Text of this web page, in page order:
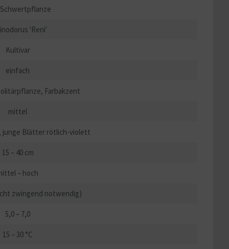
'Reni'
Kultivar
einfach
Farbakzent
mittel
Blätter rötlich-violett
15 – 40 cm
– hoch
zwingend notwendig)
5,0 – 7,0
15 – 30 °C